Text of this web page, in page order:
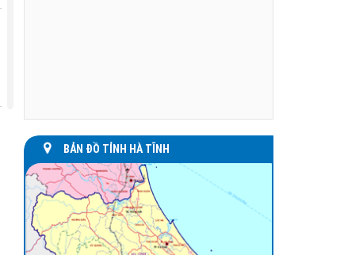
BẢN ĐỒ TỈNH HÀ TĨNH